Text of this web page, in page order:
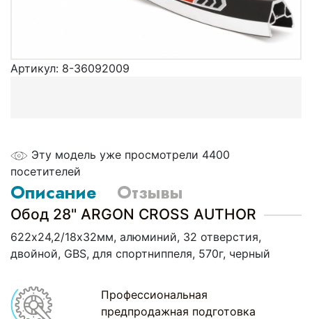
Артикул: 8-36092009
Эту модель уже просмотрели 4400
посетителей
Описание Отзывы
Обод 28" ARGON CROSS AUTHOR
622х24,2/18х32мм, алюминий, 32 отверстия,
двойной, GBS, для спортниппеля, 570г, черный
Профессиональная
предпродажная подготовка